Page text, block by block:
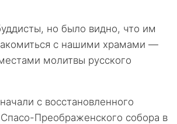
но было видно, что им
с нашими храмами —
молитвы русского
с восстановленного
Преображенского собора в